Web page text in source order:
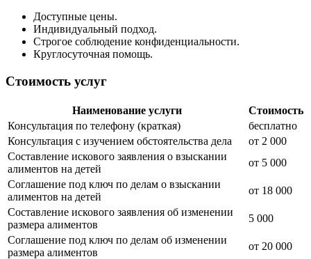
Доступные цены.
Индивидуальный подход.
Строгое соблюдение конфиденциальности.
Круглосуточная помощь.
Стоимость услуг
Наименование услуги
Стоимость
Консультация по телефону (краткая)
бесплатно
Консультация с изучением обстоятельства дела
от 2 000
Составление искового заявления о взыскании
алиментов на детей
от 5 000
Соглашение под ключ по делам о взыскании
алиментов на детей
от 18 000
Составление искового заявления об изменении
размера алиментов
5 000
Соглашение под ключ по делам об изменении
размера алиментов
от 20 000